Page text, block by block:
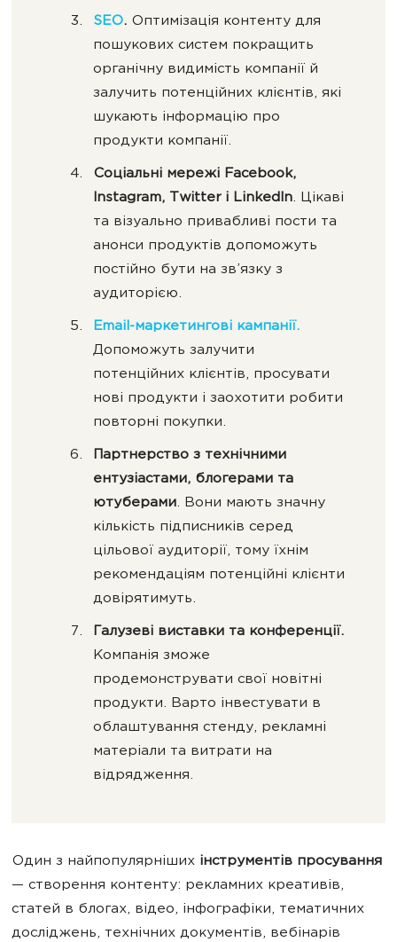
SEO. Оптимізація контенту для
пошукових систем покращить
органічну видимість компанії й
залучить потенційних клієнтів, які
шукають інформацію про
продукти компанії.
Соціальні мережі Facebook,
Instagram, Twitter і LinkedIn. Цікаві
та візуально привабливі пости та
анонси продуктів допоможуть
постійно бути на зв’язку з
аудиторією.
Еmail-маркетингові кампанії.
Допоможуть залучити
потенційних клієнтів, просувати
нові продукти і заохотити робити
повторні покупки.
Партнерство з технічними
ентузіастами, блогерами та
ютуберами. Вони мають значну
кількість підписників серед
цільової аудиторії, тому їхнім
рекомендаціям потенційні клієнти
довірятимуть.
Галузеві виставки та конференції.
Компанія зможе
продемонструвати свої новітні
продукти. Варто інвестувати в
облаштування стенду, рекламні
матеріали та витрати на
відрядження.
Один з найпопулярніших інструментів просування
— створення контенту: рекламних креативів,
статей в блогах, відео, інфографіки, тематичних
досліджень, технічних документів, вебінарів